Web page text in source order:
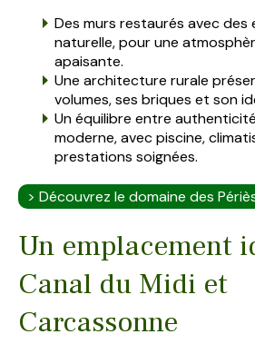
Des murs restaurés avec des
naturelle, pour une
apaisante.
Une architecture rurale
volumes, ses briques et son
Un équilibre entre
moderne, avec piscine,
prestations soignées.
> Découvrez le domaine des
Un emplacement
Canal du Midi et
Carcassonne